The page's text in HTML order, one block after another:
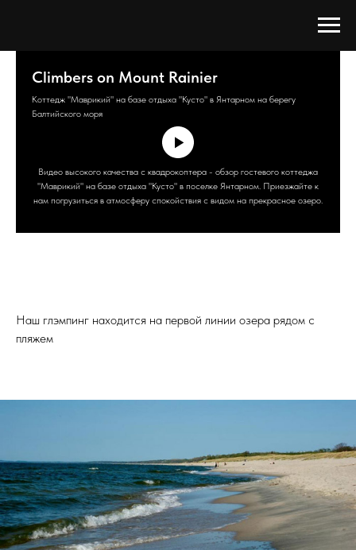
Видео высокого качества с квадрокоптера - обзор гостевого коттеджа
"Маврикий" на базе отдыха "Кусто" в поселке Янтарном. Приезжайте к
нам погрузиться в атмосферу спокойствия с видом на прекрасное озеро.
Climbers on Mount Rainier
Коттедж "Маврикий" на базе отдыха "Кусто" в Янтарном на берегу
Балтийского моря
Наш глэмпинг находится на первой линии озера рядом с
пляжем